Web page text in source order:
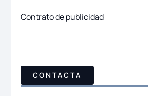
Contrato de publicidad
CONTACTA